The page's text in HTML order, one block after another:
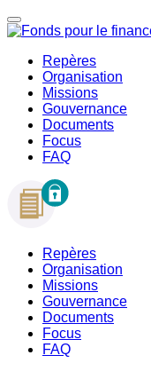
Repères
Organisation
Missions
Gouvernance
Documents
Focus
FAQ
Repères
Organisation
Missions
Gouvernance
Documents
Focus
FAQ